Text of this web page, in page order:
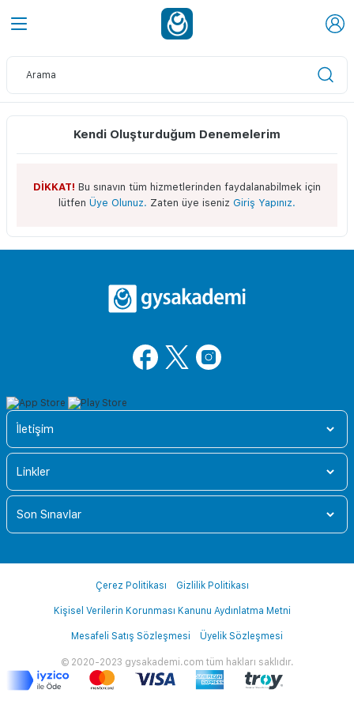
Kendi Oluşturduğum Denemelerim
DİKKAT! Bu sınavın tüm hizmetlerinden faydalanabilmek için
lütfen Üye Olunuz. Zaten üye iseniz Giriş Yapınız.
İletişim
Linkler
Son Sınavlar
© 2020-2023 gysakademi.com tüm hakları saklıdır.
Çerez Politikası Gizlilik Politikası
Kişisel Verilerin Korunması Kanunu Aydınlatma Metni
Mesafeli Satış Sözleşmesi Üyelik Sözleşmesi